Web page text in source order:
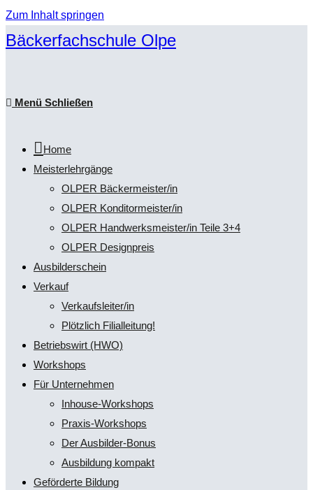
Zum Inhalt springen
Bäckerfachschule Olpe
Menü Schließen
Home
Meisterlehrgänge
OLPER Bäckermeister/in
OLPER Konditormeister/in
OLPER Handwerksmeister/in Teile 3+4
OLPER Designpreis
Ausbilderschein
Verkauf
Verkaufsleiter/in
Plötzlich Filialleitung!
Betriebswirt (HWO)
Workshops
Für Unternehmen
Inhouse-Workshops
Praxis-Workshops
Der Ausbilder-Bonus
Ausbildung kompakt
Geförderte Bildung